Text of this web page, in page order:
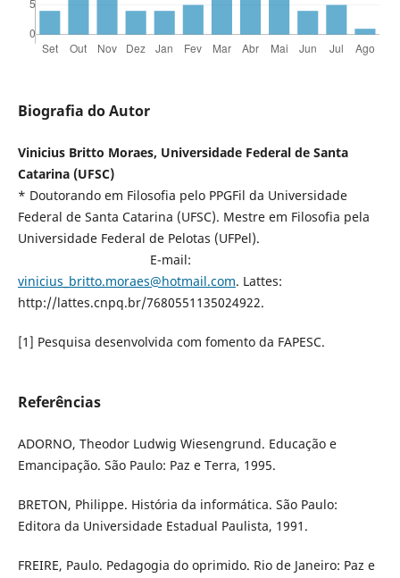
Biografia do Autor
Vinicius Britto Moraes, Universidade Federal de Santa
Catarina (UFSC)
* Doutorando em Filosofia pelo PPGFil da Universidade
Federal de Santa Catarina (UFSC). Mestre em Filosofia pela
Universidade Federal de Pelotas (UFPel).
E-mail:
vinicius_britto.moraes@hotmail.com. Lattes:
http://lattes.cnpq.br/7680551135024922.
[1] Pesquisa desenvolvida com fomento da FAPESC.
Referências
ADORNO, Theodor Ludwig Wiesengrund. Educação e
Emancipação. São Paulo: Paz e Terra, 1995.
BRETON, Philippe. História da informática. São Paulo:
Editora da Universidade Estadual Paulista, 1991.
FREIRE, Paulo. Pedagogia do oprimido. Rio de Janeiro: Paz e